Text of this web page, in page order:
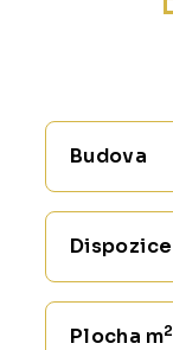
Budova
Dispozice
Plocha m2